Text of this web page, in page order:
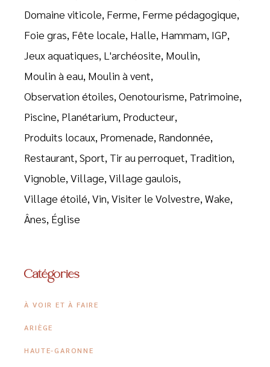
Domaine viticole Ferme Ferme pédagogique
Foie gras Fête locale Halle Hammam IGP
Jeux aquatiques L'archéosite Moulin
Moulin à eau Moulin à vent
Observation étoiles Oenotourisme Patrimoine
Piscine Planétarium Producteur
Produits locaux Promenade Randonnée
Restaurant Sport Tir au perroquet Tradition
Vignoble Village Village gaulois
Village étoilé Vin Visiter le Volvestre Wake
Ânes Église
Catégories
À VOIR ET À FAIRE
ARIÈGE
HAUTE-GARONNE